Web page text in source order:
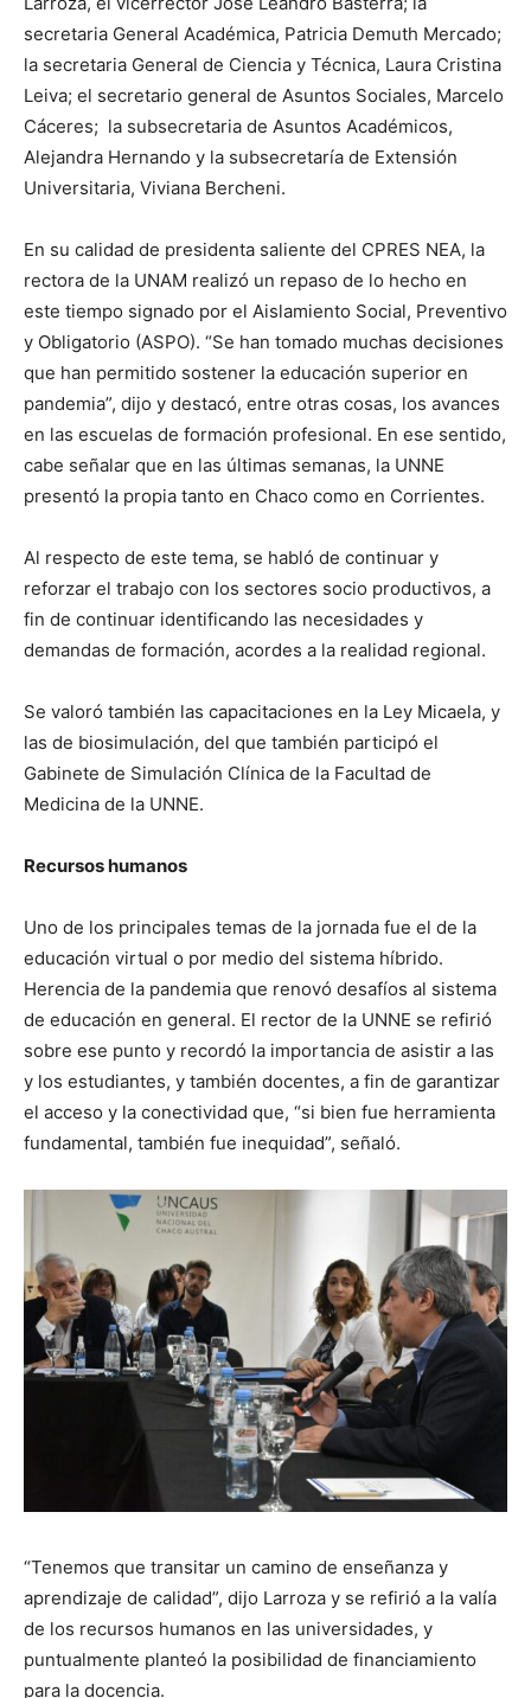
secretaria General Académica, Patricia Demuth Mercado;
la secretaria General de Ciencia y Técnica, Laura Cristina
Leiva; el secretario general de Asuntos Sociales, Marcelo
Cáceres; la subsecretaria de Asuntos Académicos,
Alejandra Hernando y la subsecretaría de Extensión
Universitaria, Viviana Bercheni.
En su calidad de presidenta saliente del CPRES NEA, la
rectora de la UNAM realizó un repaso de lo hecho en
este tiempo signado por el Aislamiento Social, Preventivo
y Obligatorio (ASPO). “Se han tomado muchas decisiones
que han permitido sostener la educación superior en
pandemia”, dijo y destacó, entre otras cosas, los avances
en las escuelas de formación profesional. En ese sentido,
cabe señalar que en las últimas semanas, la UNNE
presentó la propia tanto en Chaco como en Corrientes.
Al respecto de este tema, se habló de continuar y
reforzar el trabajo con los sectores socio productivos, a
fin de continuar identificando las necesidades y
demandas de formación, acordes a la realidad regional.
Se valoró también las capacitaciones en la Ley Micaela, y
las de biosimulación, del que también participó el
Gabinete de Simulación Clínica de la Facultad de
Medicina de la UNNE.
Recursos humanos
Uno de los principales temas de la jornada fue el de la
educación virtual o por medio del sistema híbrido.
Herencia de la pandemia que renovó desafíos al sistema
de educación en general. El rector de la UNNE se refirió
sobre ese punto y recordó la importancia de asistir a las
y los estudiantes, y también docentes, a fin de garantizar
el acceso y la conectividad que, “si bien fue herramienta
fundamental, también fue inequidad”, señaló.
“Tenemos que transitar un camino de enseñanza y
aprendizaje de calidad”, dijo Larroza y se refirió a la valía
de los recursos humanos en las universidades, y
puntualmente planteó la posibilidad de financiamiento
para la docencia.